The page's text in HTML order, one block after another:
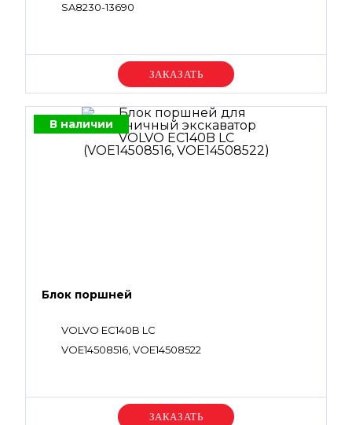
SA8230-13690
Уточняйте цену
В наличии
Блок поршней
VOLVO EC140B LC
VOE14508516, VOE14508522
Уточняйте цену